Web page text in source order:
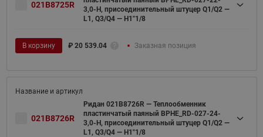
021B8725R
3,0-H, присоединительный штуцер Q1/Q2 —
L1, Q3/Q4 — H1"1/8
В корзину ₽ 20 539.04 Заказная позиция
021B8726R
Ридан 021B8726R — Теплообменник
пластинчатый паяный BPHE_RD-027-24-
3,0-H, присоединительный штуцер Q1/Q2 —
L1, Q3/Q4 — H1"1/8